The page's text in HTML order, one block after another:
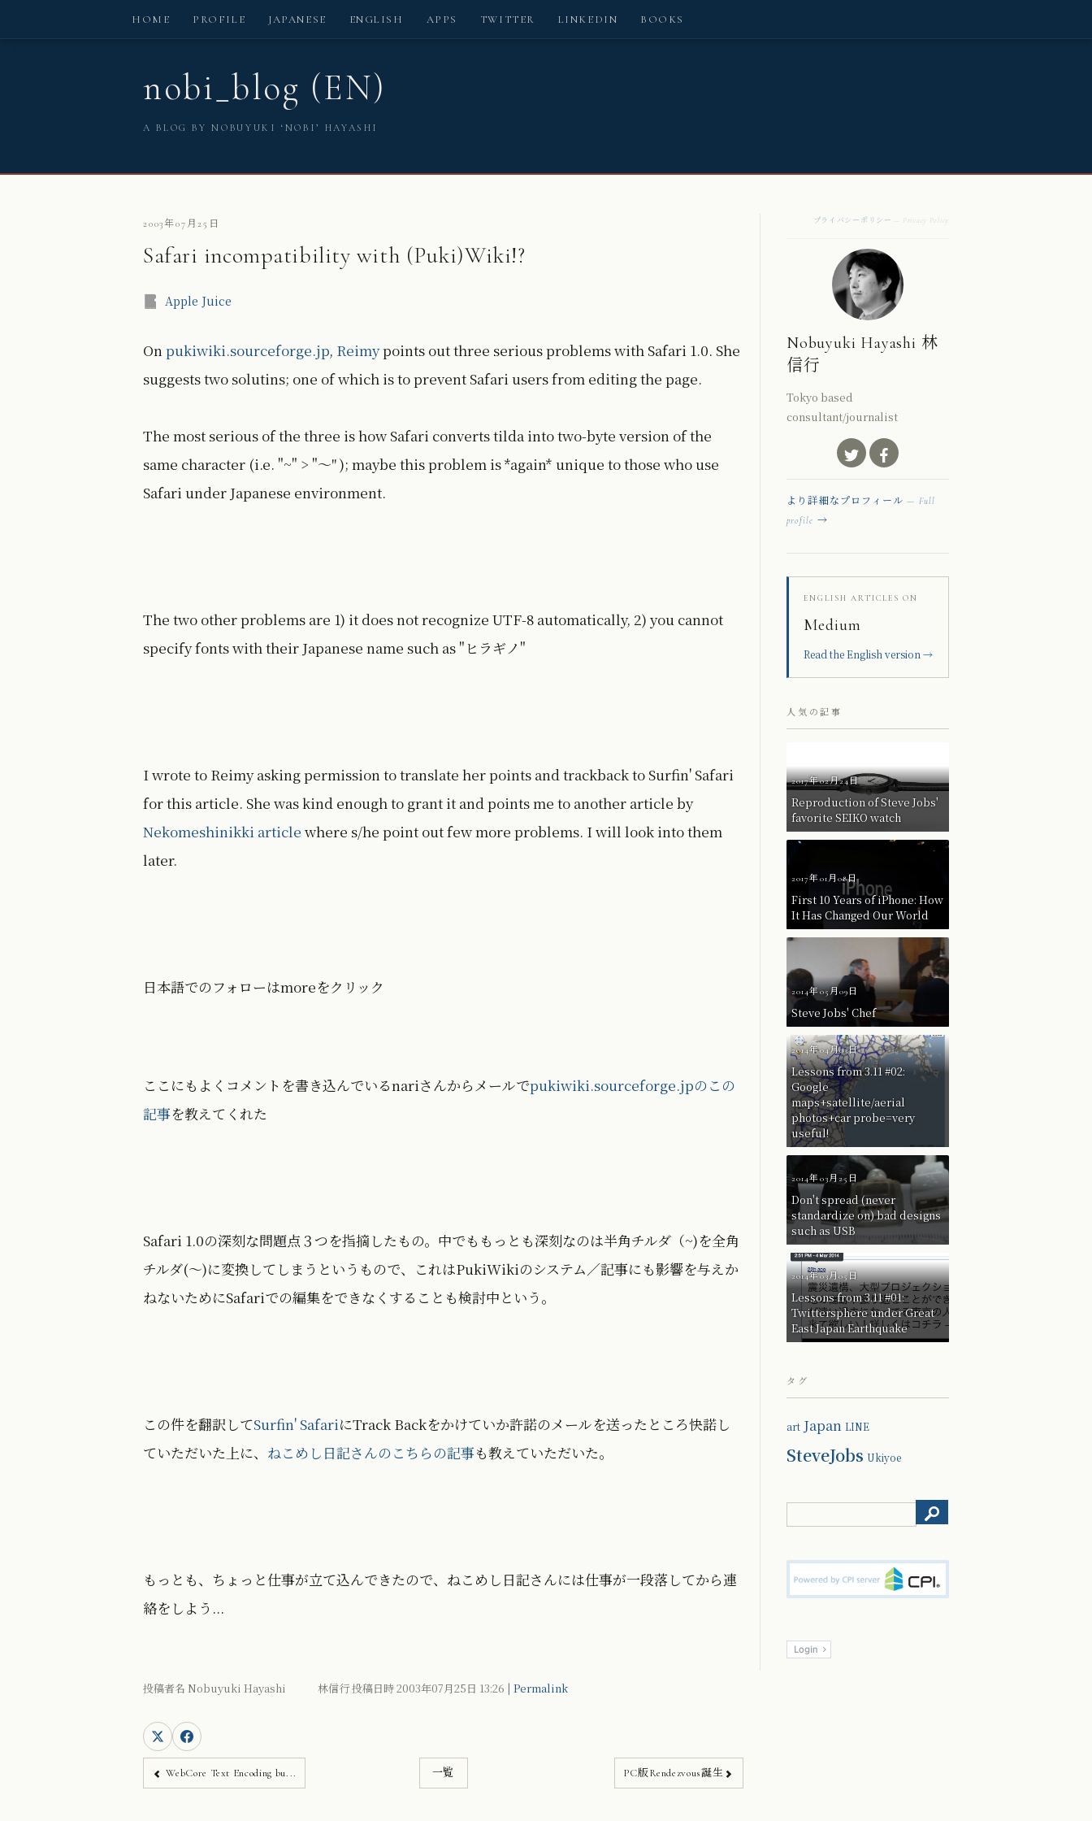
nobi_blog (EN)
A BLOG BY NOBUYUKI ‘NOBI’ HAYASHI
HOME PROFILE JAPANESE ENGLISH APPS TWITTER LINKEDIN BOOKS
2003年07月25日
Safari incompatibility with (Puki)Wiki!?
Apple Juice
Onpukiwiki.sourceforge.jp, Reimypoints out three serious problems with Safari 1.0. She
suggests two solutins; one of which is to prevent Safari users from editing the page.
The most serious of the three is how Safari converts tilda into two-byte version of the
same character (i.e. "~" > "〜" ); maybe this problem is *again* unique to those who use
Safari under Japanese environment.
The two other problems are 1) it does not recognize UTF-8 automatically, 2) you cannot
specify fonts with their Japanese name such as "ヒラギノ"
I wrote to Reimy asking permission to translate her points and trackback to Surfin' Safari
for this article. She was kind enough to grant it and points me to another article by
Nekomeshinikki article where s/he point out few more problems. I will look into them
later.
日本語でのフォローはmoreをクリック
ここにもよくコメントを書き込んでいるnariさんからメールでpukiwiki.sourceforge.jpのこの
記事を教えてくれた
Safari 1.0の深刻な問題点３つを指摘したもの。中でももっとも深刻なのは半角チルダ（~)を全角
チルダ(〜)に変換してしまうというもので、これはPukiWikiのシステム／記事にも影響を与えか
ねないためにSafariでの編集をできなくすることも検討中という。
この件を翻訳してSurfin' SafariにTrack Backをかけていか許諾のメールを送ったところ快諾し
ていただいた上に、 ねこめし日記さんのこちらの記事も教えていただいた。
もっとも、ちょっと仕事が立て込んできたので、ねこめし日記さんには仕事が一段落してから連
絡をしよう...
投稿者名 Nobuyuki Hayashi 林信行 投稿日時 2003年07月25日 13:26 | Permalink
WebCore Text Encoding bu... PC版Rendezvous誕生
一覧
プライバシーポリシー — Privacy Policy
Nobuyuki Hayashi 林
信行
Tokyo based
consultant/journalist
より詳細なプロフィール— Full
profile →
ENGLISH ARTICLES ON
Medium
Read the English version →
人気の記事
2017年02月24日
Reproduction of Steve Jobs'
favorite SEIKO watch
2017年01月08日
First 10 Years of iPhone: How
It Has Changed Our World
2014年05月09日
Steve Jobs' Chef
2014年04月03日
Lessons from 3.11 #02:
Google
maps+satellite/aerial
photos+car probe=very
useful!
2014年03月25日
Don't spread (never
standardize on) bad designs
such as USB
2014年03月05日
Lessons from 3.11 #01:
Twittersphere under Great
East Japan Earthquake
タグ
art Japan LINE
SteveJobs Ukiyoe